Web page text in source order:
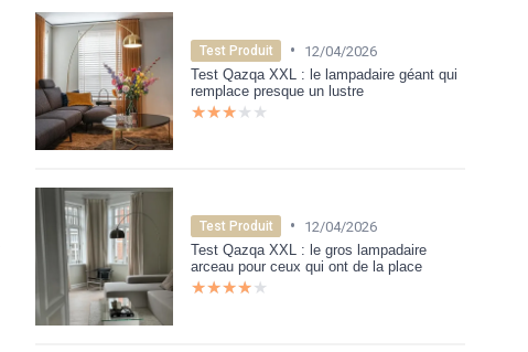
Test Produit •
12/04/2026
Test Qazqa XXL : le lampadaire géant qui
remplace presque un lustre
★★★★★
★★★★★
Test Produit •
12/04/2026
Test Qazqa XXL : le gros lampadaire
arceau pour ceux qui ont de la place
★★★★★
★★★★★